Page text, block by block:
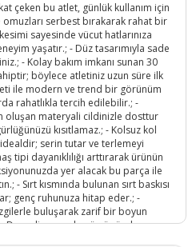
çeken bu atlet, günlük kullanım için
omuzları serbest bırakarak rahat bir
sayesinde vücut hatlarınıza
yaşatır.; - Düz tasarımıyla sade
- Kolay bakım imkanı sunan 30
böylece atletiniz uzun süre ilk
ile modern ve trend bir görünüm
rahatlıkla tercih edilebilir.; -
oluşan materyali cildinizle dosttur
kısıtlamaz.; - Kolsuz kol
serin tutar ve terlemeyi
tipi dayanıklılığı arttırarak ürünün
yer alacak bu parça ile
- Sırt kısmında bulunan sırt baskısı
genç ruhunuza hitap eder.; -
buluşarak zarif bir boyun
Desenli yapısıyla göz önünde